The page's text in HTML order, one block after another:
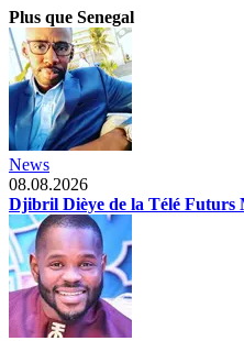
Plus que Senegal
News
08.08.2026
Djibril Dièye de la Télé Futurs